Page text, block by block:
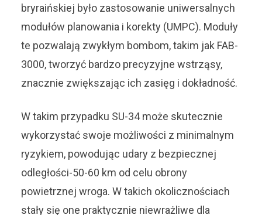
bryraińskiej było zastosowanie uniwersalnych
modułów planowania i korekty (UMPC). Moduły
te pozwalają zwykłym bombom, takim jak FAB-
3000, tworzyć bardzo precyzyjne wstrząsy,
znacznie zwiększając ich zasięg i dokładność.
W takim przypadku SU-34 może skutecznie
wykorzystać swoje możliwości z minimalnym
ryzykiem, powodując udary z bezpiecznej
odległości-50-60 km od celu obrony
powietrznej wroga. W takich okolicznościach
stały się one praktycznie niewrażliwe dla